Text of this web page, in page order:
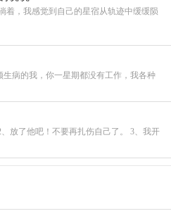
着，我感觉到自己的星宿从轨迹中缓缓陨
病的我，你一星期都没有工作，我各种
放了他吧！不要再扎伤自己了。 3、我开